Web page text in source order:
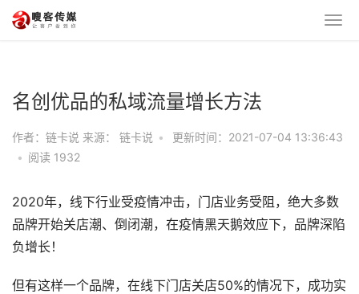
名创优品的私域流量增长方法
作者：链卡说 来源： 链卡说 •
更新时间：2021-07-04 13:36:43
• 阅读 1932
2020年，线下行业受疫情冲击，门店业务受阻，绝大多数
品牌开始关店潮、倒闭潮，在疫情黑天鹅效应下，品牌深陷
负增长！
但有这样一个品牌，在线下门店关店50%的情况下，成功实